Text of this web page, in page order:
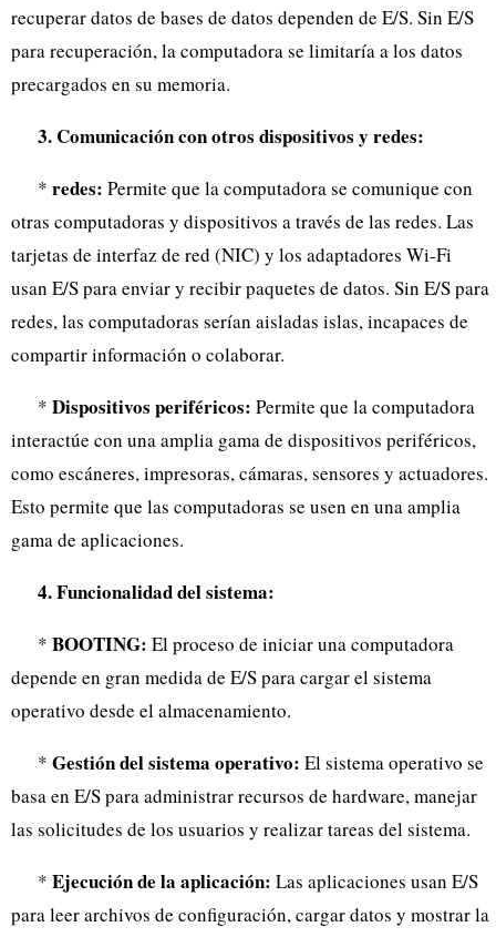
recuperar datos de bases de datos dependen de E/S. Sin E/S
para recuperación, la computadora se limitaría a los datos
precargados en su memoria.
3. Comunicación con otros dispositivos y redes:
* redes: Permite que la computadora se comunique con
otras computadoras y dispositivos a través de las redes. Las
tarjetas de interfaz de red (NIC) y los adaptadores Wi-Fi
usan E/S para enviar y recibir paquetes de datos. Sin E/S para
redes, las computadoras serían aisladas islas, incapaces de
compartir información o colaborar.
* Dispositivos periféricos: Permite que la computadora
interactúe con una amplia gama de dispositivos periféricos,
como escáneres, impresoras, cámaras, sensores y actuadores.
Esto permite que las computadoras se usen en una amplia
gama de aplicaciones.
4. Funcionalidad del sistema:
* BOOTING: El proceso de iniciar una computadora
depende en gran medida de E/S para cargar el sistema
operativo desde el almacenamiento.
* Gestión del sistema operativo: El sistema operativo se
basa en E/S para administrar recursos de hardware, manejar
las solicitudes de los usuarios y realizar tareas del sistema.
* Ejecución de la aplicación: Las aplicaciones usan E/S
para leer archivos de configuración, cargar datos y mostrar la